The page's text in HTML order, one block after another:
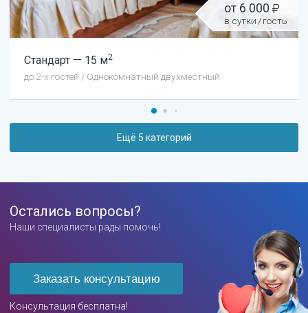
от 6 000
в сутки /гость
Стандарт — 15 м2
до 2-х гостей / Однокомнатный двухместный
Ещё 5 категорий
Остались вопросы?
Наши специалисты рады помочь!
Заказать консультацию
Консультация бесплатна!